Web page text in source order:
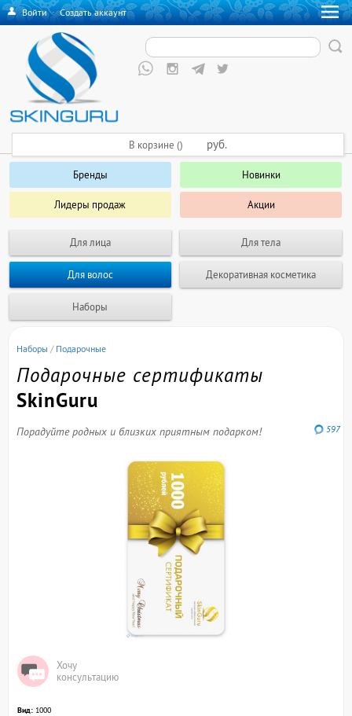
Войти·Создать аккаунт
Бренды Новинки
Лидеры продаж Акции
Для лица Для тела
Для волос Декоративная косметика
Наборы
В корзине () руб.
Наборы / Подарочные
Подарочные сертификаты
SkinGuru
597
Порадуйте родных и близких приятным подарком!
Хочу
консультацию
Вид: 1000